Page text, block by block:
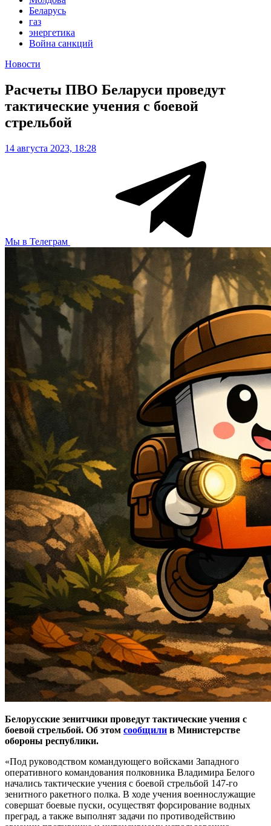
Беларусь
газ
энергетика
Война санкций
Новости
Расчеты ПВО Беларуси проведут
тактические учения с боевой
стрельбой
14 августа 2023, 18:28
Мы в Телеграм
Белорусские зенитчики проведут тактические учения с
боевой стрельбой. Об этом сообщили в Министерстве
обороны республики.
«Под руководством командующего войсками Западного
оперативного командования полковника Владимира Белого
начались тактические учения с боевой стрельбой 147-го
зенитного ракетного полка. В ходе учения военнослужащие
совершат боевые пуски, осуществят форсирование водных
преград, а также выполнят задачи по противодействию